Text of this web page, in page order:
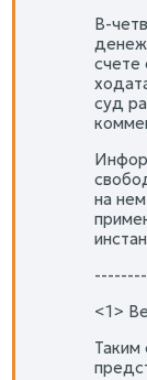
В-
счете
суд
на
<1>
Таким